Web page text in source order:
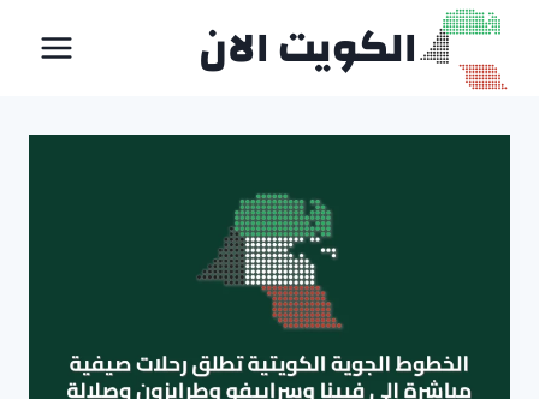
التجاوز
المحتوى
الكويت الان